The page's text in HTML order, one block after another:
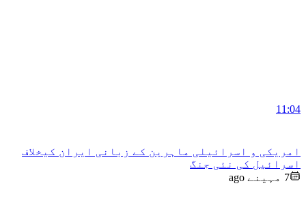
11:04
امریکی و اسرائیلی ماہرین کے زبانی ایران کیخلاف
اسرائیل کی نئی جنگ
7 مہینے ago